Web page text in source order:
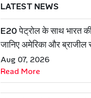
LATEST NEWS
E20 पेट्रोल के साथ भारत
जानिए अमेरिका और ब्राजील
है एथेनॉल मॉडल
Aug 07, 2026
Read More